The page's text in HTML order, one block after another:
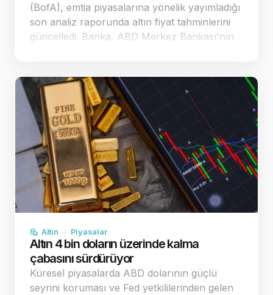
(BofA), emtia piyasalarına yönelik yayımladığı
son analiz raporunda altın fiyat tahminlerini
güncelledi. Banka, ABD Merkez Bankası'nın
öngörülerinde …
Altın Piyasalar
Altın 4 bin doların üzerinde kalma
çabasını sürdürüyor
Küresel piyasalarda ABD dolarının güçlü
seyrini koruması ve Fed yetkililerinden gelen